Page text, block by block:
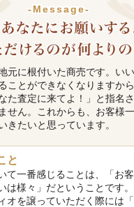
-Message-
元に根付いた商売です。い
ことができなくなりますから
た査定に来てよ！」と指名
せん。これからも、お客様
きたいと思っています。
と
て一番感じることは、「お
は様々」だということです
オを譲っていただく際には